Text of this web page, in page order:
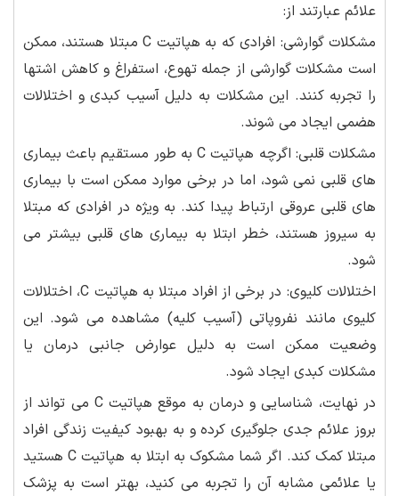
علائم عبارتند از:
مشکلات گوارشی: افرادی که به هپاتیت C مبتلا هستند، ممکن
است مشکلات گوارشی از جمله تهوع، استفراغ و کاهش اشتها
را تجربه کنند. این مشکلات به دلیل آسیب کبدی و اختلالات
هضمی ایجاد می شوند.
مشکلات قلبی: اگرچه هپاتیت C به طور مستقیم باعث بیماری
های قلبی نمی شود، اما در برخی موارد ممکن است با بیماری
های قلبی عروقی ارتباط پیدا کند. به ویژه در افرادی که مبتلا
به سیروز هستند، خطر ابتلا به بیماری های قلبی بیشتر می
شود.
اختلالات کلیوی: در برخی از افراد مبتلا به هپاتیت C، اختلالات
کلیوی مانند نفروپاتی (آسیب کلیه) مشاهده می شود. این
وضعیت ممکن است به دلیل عوارض جانبی درمان یا
مشکلات کبدی ایجاد شود.
در نهایت، شناسایی و درمان به موقع هپاتیت C می تواند از
بروز علائم جدی جلوگیری کرده و به بهبود کیفیت زندگی افراد
مبتلا کمک کند. اگر شما مشکوک به ابتلا به هپاتیت C هستید
یا علائمی مشابه آن را تجربه می کنید، بهتر است به پزشک